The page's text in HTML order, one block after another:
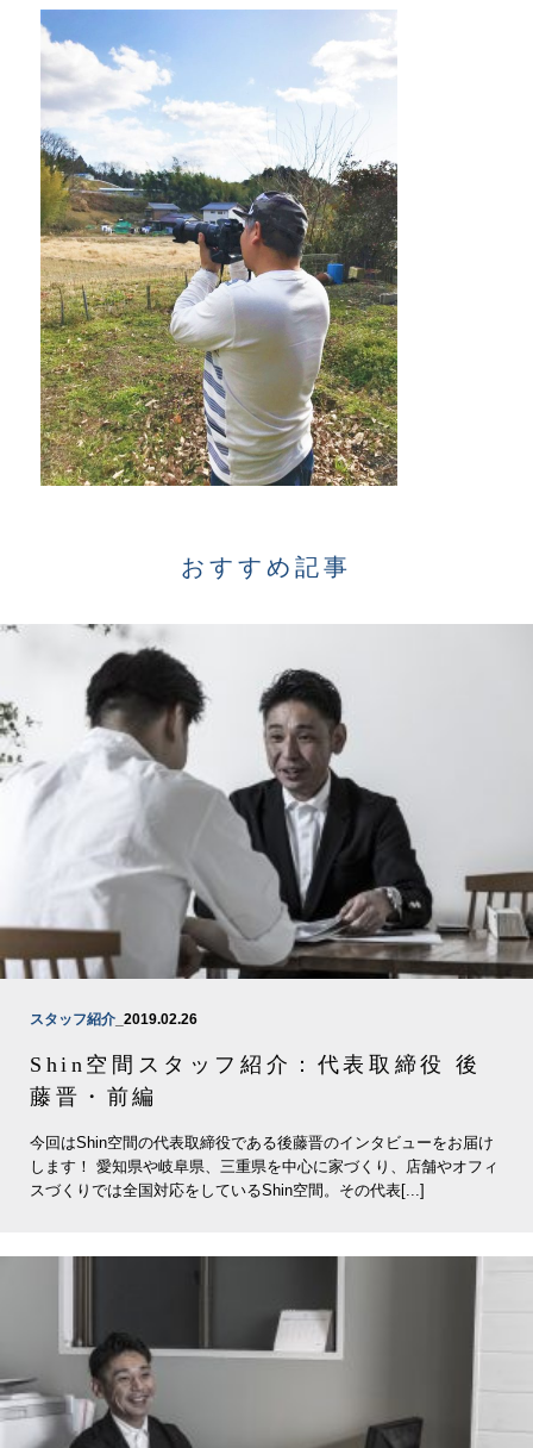
おすすめ記事
スタッフ紹介 _2019.02.26
Shin空間スタッフ紹介：代表取締役 後
藤晋・前編
今回はShin空間の代表取締役である後藤晋のインタビューをお届け
します！ 愛知県や岐阜県、三重県を中心に家づくり、店舗やオフィ
スづくりでは全国対応をしているShin空間。その代表[...]